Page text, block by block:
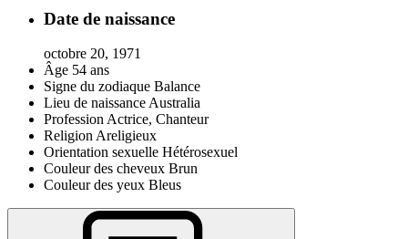
Date de naissance
octobre 20, 1971
Âge 54 ans
Signe du zodiaque Balance
Lieu de naissanceAustralia
ProfessionActrice, Chanteur
ReligionAreligieux
Orientation sexuelle Hétérosexuel
Couleur des cheveux Brun
Couleur des yeux Bleus